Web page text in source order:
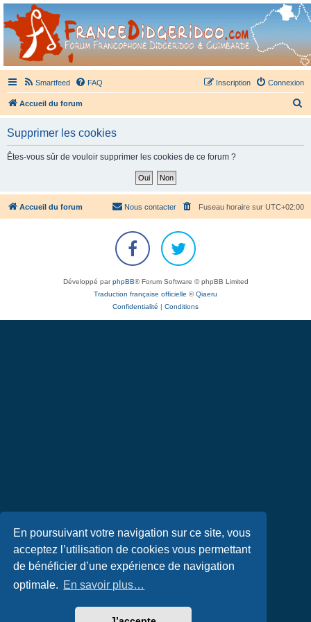
En poursuivant votre navigation sur ce site, vous
acceptez l’utilisation de cookies vous permettant
de bénéficier d’une expérience de navigation
optimale. En savoir plus…
France Didgeridoo
Didgeridoo et Guimbarde sur France Didgeridoo - retrouvez la communauté.
Smartfeed FAQ Connexion
Inscription
Accueil du forum
c
h
Supprimer les cookies
Êtes-vous sûr de vouloir supprimer les cookies de ce forum ?
Accueil du forum Fuseau horaire sur UTC+02:00
Nous contacter
Développé parphpBB® Forum Software © phpBB Limited
Traduction française officielle ©Qiaeru
Confidentialité
Conditions